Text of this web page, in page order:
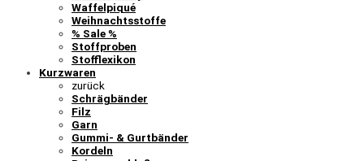
Waffelpiqué
Weihnachtsstoffe
% Sale %
Stoffproben
Stofflexikon
Kurzwaren
zurück
Schrägbänder
Filz
Garn
Gummi- & Gurtbänder
Kordeln